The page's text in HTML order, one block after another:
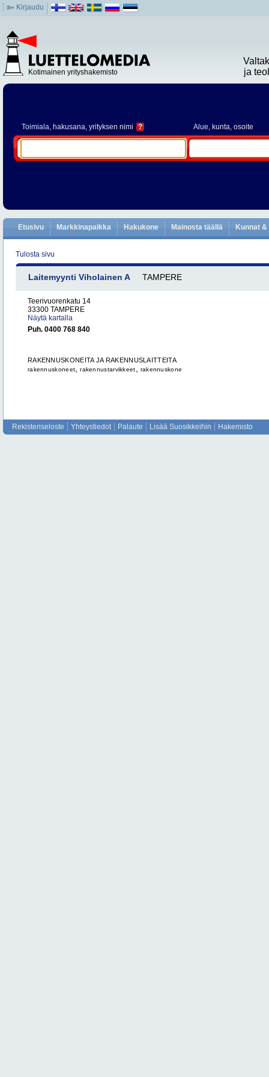
Kirjaudu
Kotimainen yrityshakemisto
ja
Toimiala, hakusana, yrityksen nimi ? Alue, kunta, osoite
Etusivu Markkinapaikka Hakukone Mainosta täällä Kunnat
Tulosta sivu
Laitemyynti Viholainen A TAMPERE
Teerivuorenkatu 14
33300 TAMPERE
Näytä kartalla
Puh. 0400 768 840
RAKENNUSKONEITA JA RAKENNUSLAITTEITA
rakennuskoneet ,rakennustarvikkeet rakennuskone
Rekisteriseloste Yhteystiedot Palaute Lisää Suosikkeihin Hakemisto